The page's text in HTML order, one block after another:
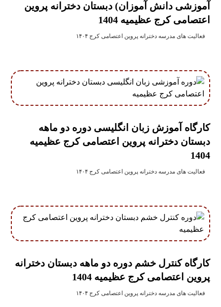
آموزشی دانش آموزان) دبستان دخترانه پروین
اعتصامی کرج عظیمیه 1404
فعالیت های مدرسه دخترانه پروین اعتصامی کرج ۱۴۰۴
کارگاه آموزش زبان انگلیسی دوره دو ماهه
دبستان دخترانه پروین اعتصامی کرج عظیمیه
1404
فعالیت های مدرسه دخترانه پروین اعتصامی کرج ۱۴۰۴
کارگاه کنترل خشم دوره دو ماهه دبستان دخترانه
پروین اعتصامی کرج عظیمیه 1404
فعالیت های مدرسه دخترانه پروین اعتصامی کرج ۱۴۰۴